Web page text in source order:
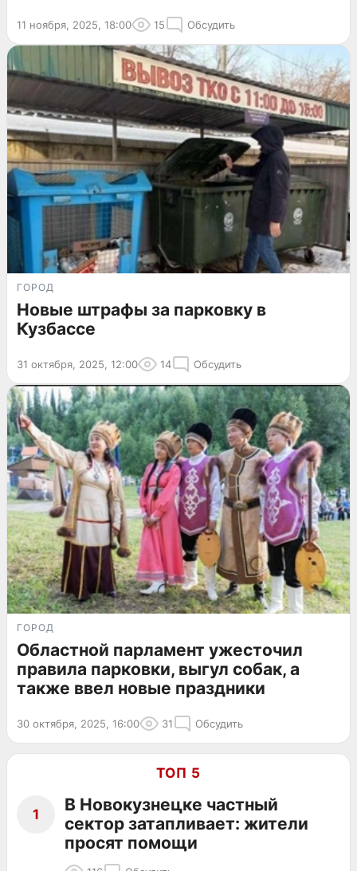
11 ноября, 2025, 18:00 15 Обсудить
ГОРОД
Новые штрафы за парковку в
Кузбассе
31 октября, 2025, 12:00 14 Обсудить
ГОРОД
Областной парламент ужесточил
правила парковки, выгул собак, а
также ввел новые праздники
30 октября, 2025, 16:00 31 Обсудить
ТОП 5
1
В Новокузнецке частный
сектор затапливает: жители
просят помощи